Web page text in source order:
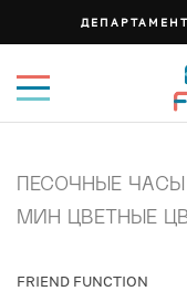
ПЕСОЧНЫЕ ЧАСЫ
МИН ЦВЕТНЫЕ
FRIEND FUNCTION